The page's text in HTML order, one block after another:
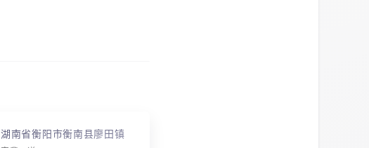
湖南省衡阳市衡南县廖田镇资